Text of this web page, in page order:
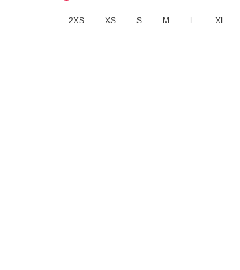
2XS XS S M L XL